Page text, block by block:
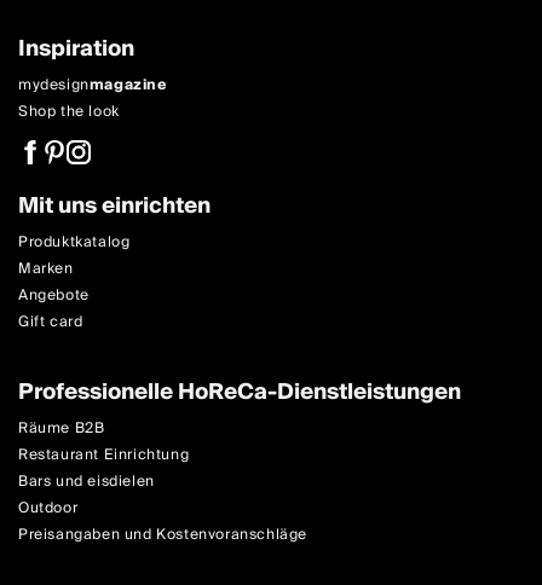
Inspiration
mydesignmagazine
Shop the look
Mit uns einrichten
Produktkatalog
Marken
Angebote
Gift card
Professionelle HoReCa-Dienstleistungen
Räume B2B
Restaurant Einrichtung
Bars und eisdielen
Outdoor
Preisangaben und Kostenvoranschläge